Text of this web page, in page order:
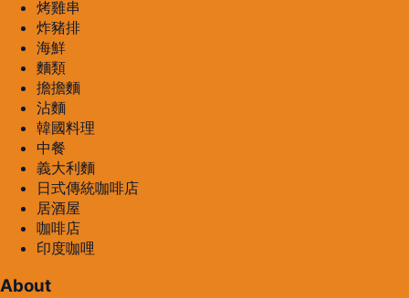
烤雞串
炸豬排
海鮮
麵類
擔擔麵
沾麵
韓國料理
中餐
義大利麵
日式傳統咖啡店
居酒屋
咖啡店
印度咖哩
About